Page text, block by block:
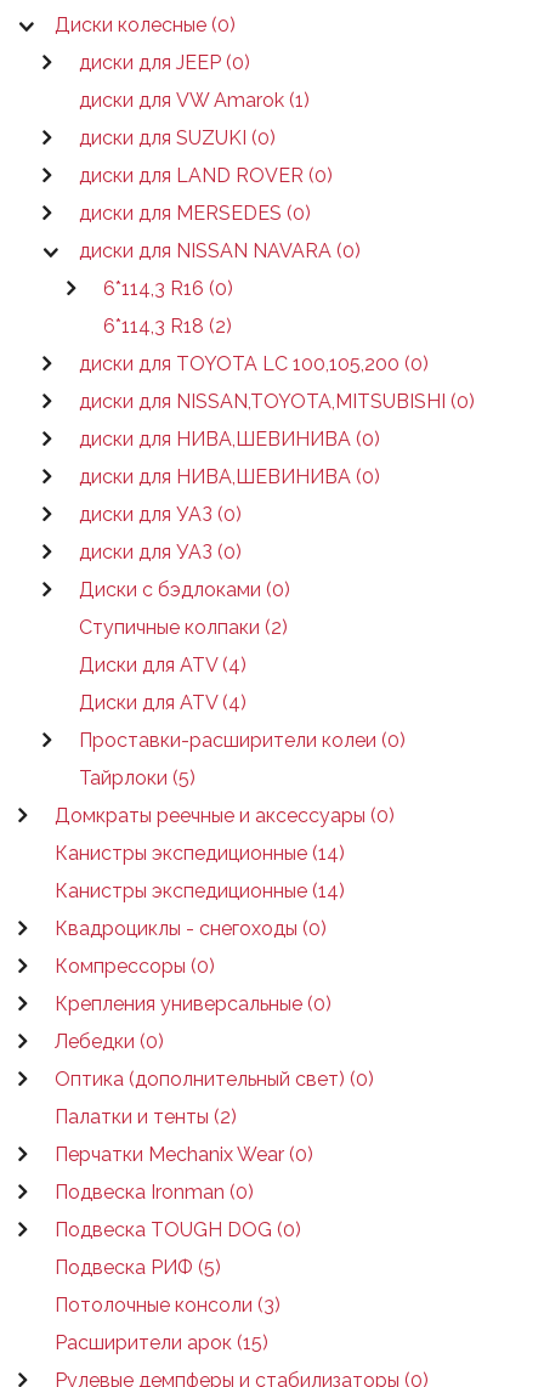
Диски колесные (0)
диски для JEEP (0)
диски для VW Amarok (1)
диски для SUZUKI (0)
диски для LAND ROVER (0)
диски для MERSEDES (0)
диски для NISSAN NAVARA (0)
6*114,3 R16 (0)
6*114,3 R18 (2)
диски для TOYOTA LC 100,105,200 (0)
диски для NISSAN,TOYOTA,MITSUBISHI (0)
диски для НИВА,ШЕВИНИВА (0)
диски для НИВА,ШЕВИНИВА (0)
диски для УАЗ (0)
диски для УАЗ (0)
Диски с бэдлоками (0)
Ступичные колпаки (2)
Диски для ATV (4)
Диски для ATV (4)
Проставки-расширители колеи (0)
Тайрлоки (5)
Домкраты реечные и аксессуары (0)
Канистры экспедиционные (14)
Канистры экспедиционные (14)
Квадроциклы - снегоходы (0)
Компрессоры (0)
Крепления универсальные (0)
Лебедки (0)
Оптика (дополнительный свет) (0)
Палатки и тенты (2)
Перчатки Mechanix Wear (0)
Подвеска Ironman (0)
Подвеска TOUGH DOG (0)
Подвеска РИФ (5)
Потолочные консоли (3)
Расширители арок (15)
Рулевые демпферы и стабилизаторы (0)